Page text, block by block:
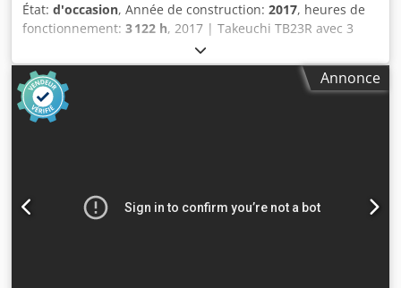
État: d'occasion, Année de construction: 2017, heures de
fonctionnement: 3 122 h, 2017 | Takeuchi TB23R avec 3
godets | Mini-pelle d'occasion < 7 tonnes | 3122 heures 📍
Localisation : France 🚛 Livraison possible à votre
destination – Utilisez notre calculateur de frais de port
pour estimer les coûts de transport ! 💰 Achetez
maintenant pour 13 000 EUR ou faites une offre. Paiement
d’inspection, dont 42 approuvés ✅, 18 nécessitant des
améliorations ℹ️, 0 défauts majeurs ⚠️ 📌 Commentaire de
Annonce